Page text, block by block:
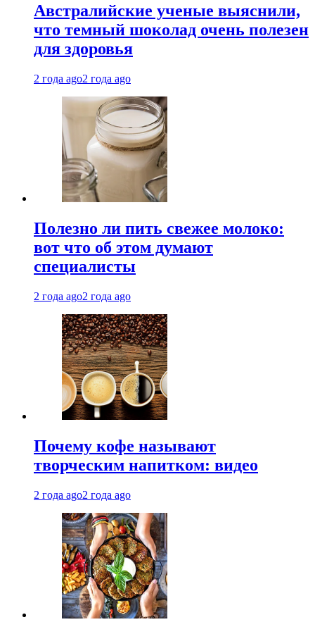
Австралийские ученые выяснили,
что темный шоколад очень полезен
для здоровья
2 года ago2 года ago
Полезно ли пить свежее молоко:
вот что об этом думают
специалисты
2 года ago2 года ago
Почему кофе называют
творческим напитком: видео
2 года ago2 года ago